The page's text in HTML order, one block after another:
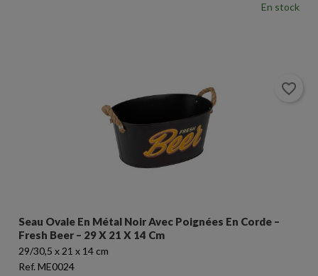
En stock
Seau Ovale En Métal Noir Avec Poignées En Corde –
Fresh Beer – 29 X 21 X 14 Cm
29/30,5 x 21 x 14 cm
Ref. ME0024
favorite_border